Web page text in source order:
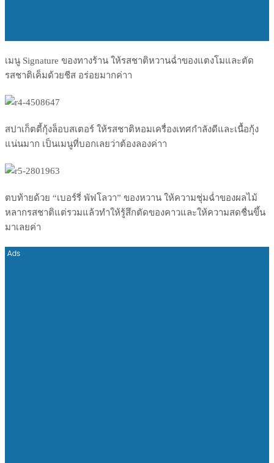
เมนู Signature ของทางร้าน ให้รสชาติหวานฉ่ำของแตงโมและตัด
รสชาติเค็มด้วยชีส อร่อยมากค่าา
สปาเก็ตตี้กุ้งล็อบสเตอร์ ให้รสชาติหอมเครื่องเทศกำลังดีและเนื้อกุ้ง
แน่นมาก เป็นเมนูที่บอกเลยว่าต้องลองค่าา
ตบท้ายด้วย “เบอร์รี่ พัฟโลวา” ของหวาน ให้ความชุ่มฉ่ำของผลไม้
หลากรสชาติแต่รวมแล้วทำให้รู้สึกตัดของคาวและให้ความสดชื่นขึ้น
มาเลยค่า